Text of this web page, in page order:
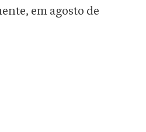
em agosto de